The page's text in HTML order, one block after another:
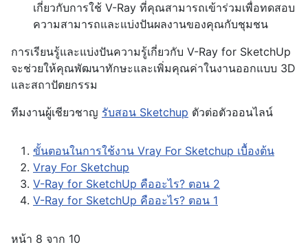
เกี่ยวกับการใช้ V-Ray ที่คุณสามารถเข้าร่วมเพื่อทดสอบ
ความสามารถและแบ่งปันผลงานของคุณกับชุมชน
การเรียนรู้และแบ่งปันความรู้เกี่ยวกับ V-Ray for SketchUp
จะช่วยให้คุณพัฒนาทักษะและเพิ่มคุณค่าในงานออกแบบ 3D
และสถาปัตยกรรม
ทีมงานผู้เชียวชาญ รับสอน Sketchup ตัวต่อตัวออนไลน์
ขั้นตอนในการใช้งาน Vray For Sketchup เบื้องต้น
Vray For Sketchup
V-Ray for SketchUp คืออะไร? ตอน 2
V-Ray for SketchUp คืออะไร? ตอน 1
หน้า 8 จาก 10